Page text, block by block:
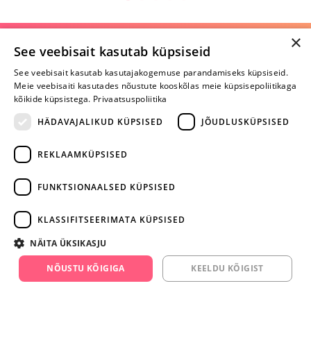
Selle toote saab tellida ka helistades:
+372 668 3282
E-R
Kirjuta arvustus ja SAA KINGITUS!
×
See veebisait kasutab küpsiseid
See veebisait kasutab kasutajakogemuse parandamiseks küpsiseid.
Meie veebisaiti kasutades nõustute kooskõlas meie küpsisepoliitikaga
kõikide küpsistega. Privaatsuspoliitika
HÄDAVAJALIKUD KÜPSISED
JÕUDLUSKÜPSISED
REKLAAMKÜPSISED
FUNKTSIONAALSED KÜPSISED
KLASSIFITSEERIMATA KÜPSISED
NÄITA ÜKSIKASJU
NÕUSTU KÕIGIGA KEELDU KÕIGIST